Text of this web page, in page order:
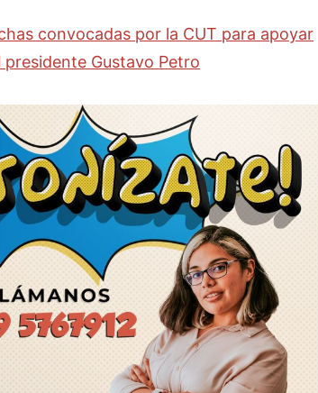
convocadas por la CUT para apoyar
Gustavo Petro